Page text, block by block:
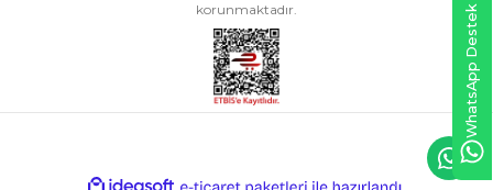
korunmaktadır.
WhatsApp Destek
ideasoft e-